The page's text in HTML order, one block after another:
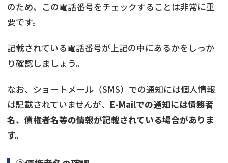
のため、この電話番号をチェックすることは非常に重
要です。
記載されている電話番号が上記の中にあるかをしっか
り確認しましょう。
なお、ショートメール（SMS）での通知には個人情報
は記載されていませんが、 E-Mailでの通知には債務者
名、債権者名等の情報が記載されている場合がありま
す。